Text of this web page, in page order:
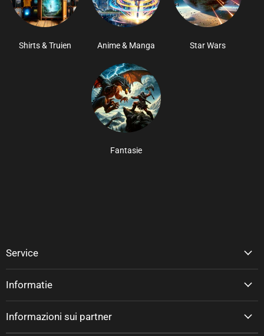
Shirts & Truien Anime & Manga Star Wars
Fantasie
Service
Informatie
Informazioni sui partner